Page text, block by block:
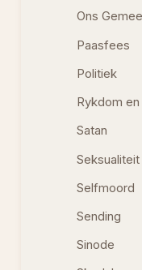
Ons
Paasfees
Politiek
Rykdom
Satan
Seksualiteit
Selfmoord
Sending
Sinode